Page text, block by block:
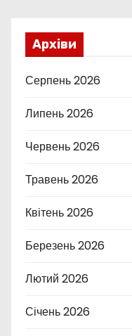
Архіви
Серпень 2026
Липень 2026
Червень 2026
Травень 2026
Квітень 2026
Березень 2026
Лютий 2026
Січень 2026